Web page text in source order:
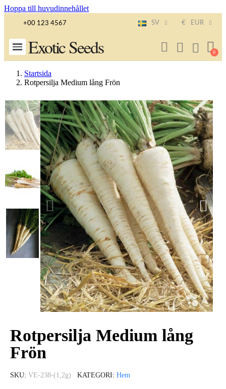
Hoppa till huvudinnehållet
+00 123 4567 SV € EUR
Exotic Seeds
Startsida
Rotpersilja Medium lång Frön
Rotpersilja Medium lång
Frön
SKU VE-238-(1,2g) KATEGORI Hem